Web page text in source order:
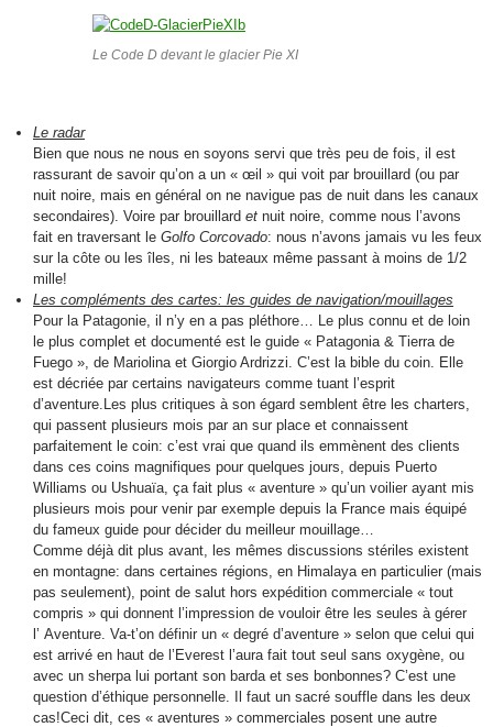
Le Code D devant le glacier Pie XI
Le radar
Bien que nous ne nous en soyons servi que très peu de fois, il est
rassurant de savoir qu’on a un « œil » qui voit par brouillard (ou par
nuit noire, mais en général on ne navigue pas de nuit dans les canaux
secondaires). Voire par brouillard et nuit noire, comme nous l’avons
fait en traversant le Golfo Corcovado: nous n’avons jamais vu les feux
sur la côte ou les îles, ni les bateaux même passant à moins de 1/2
mille!
Les compléments des cartes: les guides de navigation/mouillages
Pour la Patagonie, il n’y en a pas pléthore… Le plus connu et de loin
le plus complet et documenté est le guide « Patagonia & Tierra de
Fuego », de Mariolina et Giorgio Ardrizzi. C’est la bible du coin. Elle
est décriée par certains navigateurs comme tuant l’esprit
d’aventure.Les plus critiques à son égard semblent être les charters,
qui passent plusieurs mois par an sur place et connaissent
parfaitement le coin: c’est vrai que quand ils emmènent des clients
dans ces coins magnifiques pour quelques jours, depuis Puerto
Williams ou Ushuaïa, ça fait plus « aventure » qu’un voilier ayant mis
plusieurs mois pour venir par exemple depuis la France mais équipé
du fameux guide pour décider du meilleur mouillage…
Comme déjà dit plus avant, les mêmes discussions stériles existent
en montagne: dans certaines régions, en Himalaya en particulier (mais
pas seulement), point de salut hors expédition commerciale « tout
compris » qui donnent l’impression de vouloir être les seules à gérer
l’ Aventure. Va-t’on définir un « degré d’aventure » selon que celui qui
est arrivé en haut de l’Everest l’aura fait tout seul sans oxygène, ou
avec un sherpa lui portant son barda et ses bonbonnes? C’est une
question d’éthique personnelle. Il faut un sacré souffle dans les deux
cas!Ceci dit, ces « aventures » commerciales posent une autre